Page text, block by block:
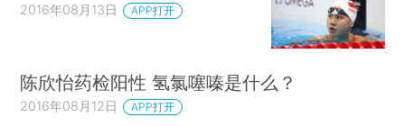
2016年08月13日 APP打开
陈欣怡药检阳性 氢氯噻嗪是什么？
2016年08月12日 APP打开